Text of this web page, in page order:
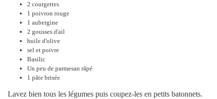
2 courgettes
1 poivron rouge
1 aubergine
2 gousses d'ail
huile d'olive
sel et poivre
Basilic
Un peu de parmesan râpé
1 pâte brisée
Lavez bien tous les légumes puis coupez-les en petits batonnets.